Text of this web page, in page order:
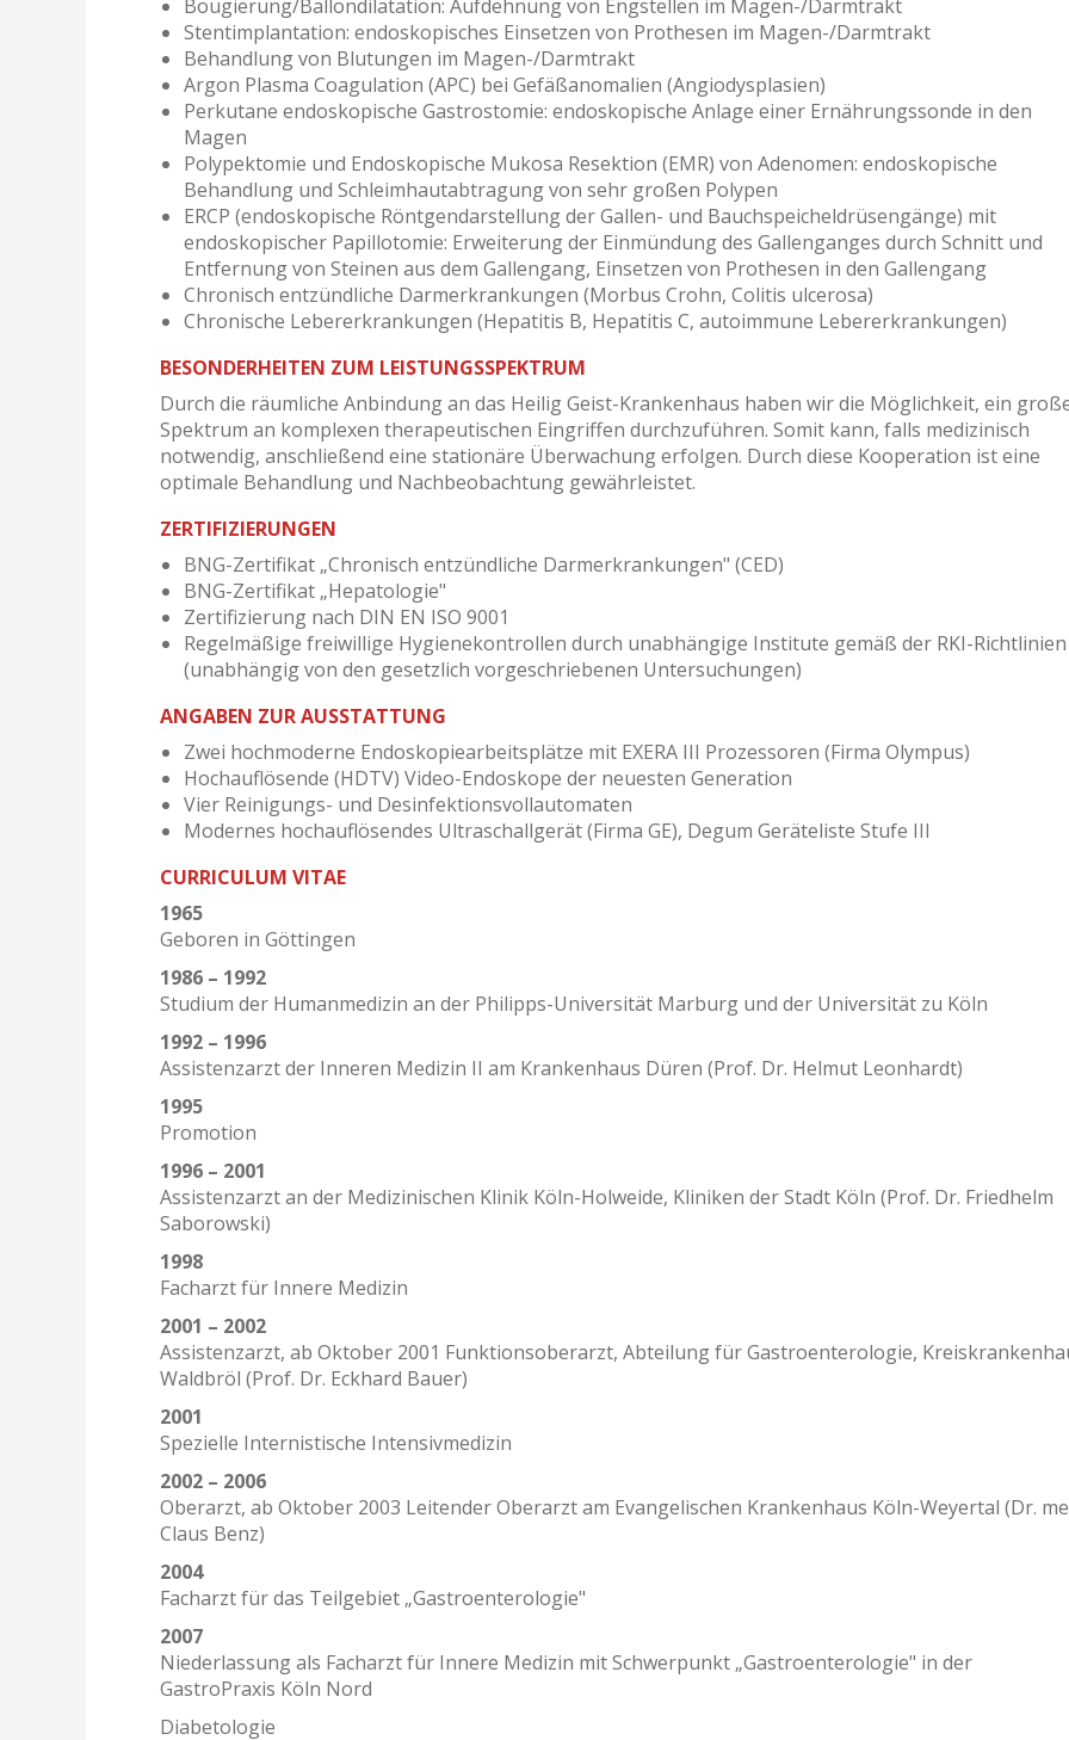
Bougierung/Ballondilatation: Aufdehnung von Engstellen im Magen-/Darmtrakt
Stentimplantation: endoskopisches Einsetzen von Prothesen im Magen-/Darmtrakt
Behandlung von Blutungen im Magen-/Darmtrakt
Argon Plasma Coagulation (APC) bei Gefäßanomalien (Angiodysplasien)
Perkutane endoskopische Gastrostomie: endoskopische Anlage einer Ernährungssonde in den
Magen
Polypektomie und Endoskopische Mukosa Resektion (EMR) von Adenomen: endoskopische
Behandlung und Schleimhautabtragung von sehr großen Polypen
ERCP (endoskopische Röntgendarstellung der Gallen- und Bauchspeicheldrüsengänge) mit
endoskopischer Papillotomie: Erweiterung der Einmündung des Gallenganges durch Schnitt und
Entfernung von Steinen aus dem Gallengang, Einsetzen von Prothesen in den Gallengang
Chronisch entzündliche Darmerkrankungen (Morbus Crohn, Colitis ulcerosa)
Chronische Lebererkrankungen (Hepatitis B, Hepatitis C, autoimmune Lebererkrankungen)
BESONDERHEITEN ZUM LEISTUNGSSPEKTRUM
Durch die räumliche Anbindung an das Heilig Geist-Krankenhaus haben wir die Möglichkeit, ein
Spektrum an komplexen therapeutischen Eingriffen durchzuführen. Somit kann, falls medizinisch
notwendig, anschließend eine stationäre Überwachung erfolgen. Durch diese Kooperation ist eine
optimale Behandlung und Nachbeobachtung gewährleistet.
ZERTIFIZIERUNGEN
BNG-Zertifikat „Chronisch entzündliche Darmerkrankungen" (CED)
BNG-Zertifikat „Hepatologie"
Zertifizierung nach DIN EN ISO 9001
Regelmäßige freiwillige Hygienekontrollen durch unabhängige Institute gemäß der RKI-Richtlinien
(unabhängig von den gesetzlich vorgeschriebenen Untersuchungen)
ANGABEN ZUR AUSSTATTUNG
Zwei hochmoderne Endoskopiearbeitsplätze mit EXERA III Prozessoren (Firma Olympus)
Hochauflösende (HDTV) Video-Endoskope der neuesten Generation
Vier Reinigungs- und Desinfektionsvollautomaten
Modernes hochauflösendes Ultraschallgerät (Firma GE), Degum Geräteliste Stufe III
CURRICULUM VITAE
1965
Geboren in Göttingen
1986 – 1992
Studium der Humanmedizin an der Philipps-Universität Marburg und der Universität zu Köln
1992 – 1996
Assistenzarzt der Inneren Medizin II am Krankenhaus Düren (Prof. Dr. Helmut Leonhardt)
1995
Promotion
1996 – 2001
Assistenzarzt an der Medizinischen Klinik Köln-Holweide, Kliniken der Stadt Köln (Prof. Dr. Friedhelm
Saborowski)
1998
Facharzt für Innere Medizin
2001 – 2002
Assistenzarzt, ab Oktober 2001 Funktionsoberarzt, Abteilung für Gastroenterologie,
Waldbröl (Prof. Dr. Eckhard Bauer)
2001
Spezielle Internistische Intensivmedizin
2002 – 2006
Oberarzt, ab Oktober 2003 Leitender Oberarzt am Evangelischen Krankenhaus Köln-Weyertal (Dr.
Claus Benz)
2004
Facharzt für das Teilgebiet „Gastroenterologie"
2007
Niederlassung als Facharzt für Innere Medizin mit Schwerpunkt „Gastroenterologie" in der
GastroPraxis Köln Nord
Diabetologie